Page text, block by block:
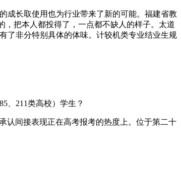
长取使用也为行业带来了新的可能。福建省教
，把本人都投得了，一点都不缺人的样子。太道
了非分特别具体的体味。计较机类专业结业生规
、211类高校）学生？
间接表现正在高考报考的热度上。位于第二十